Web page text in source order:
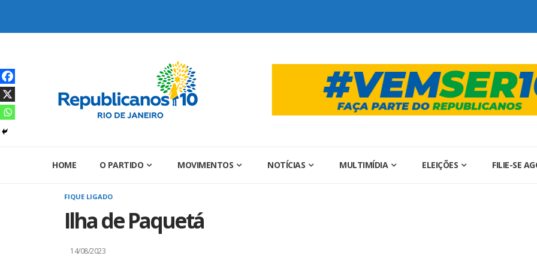
HOME O PARTIDO MOVIMENTOS NOTÍCIAS MULTIMÍDIA ELEIÇÕES FILIE-SE
FIQUE LIGADO
Ilha de Paquetá
14/08/2023